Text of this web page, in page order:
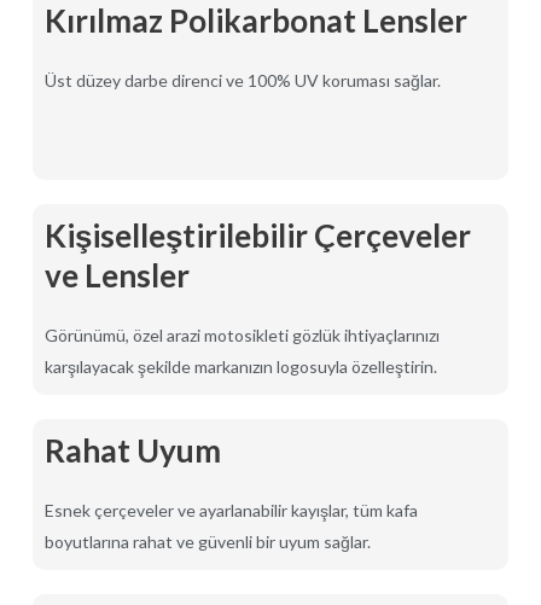
Kırılmaz Polikarbonat Lensler
Üst düzey darbe direnci ve 100% UV koruması sağlar.
Kişiselleştirilebilir Çerçeveler
ve Lensler
Görünümü, özel arazi motosikleti gözlük ihtiyaçlarınızı
karşılayacak şekilde markanızın logosuyla özelleştirin.
Rahat Uyum
Esnek çerçeveler ve ayarlanabilir kayışlar, tüm kafa
boyutlarına rahat ve güvenli bir uyum sağlar.